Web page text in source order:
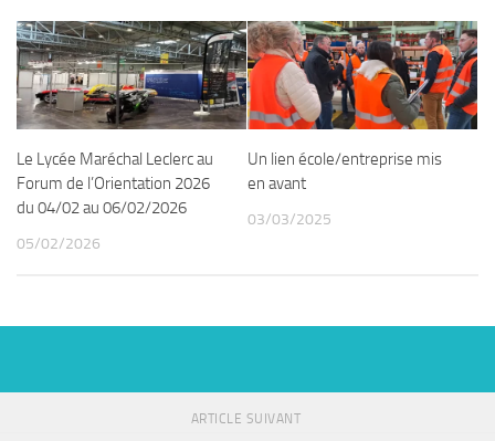
Le Lycée Maréchal Leclerc au
Forum de l’Orientation 2026
du 04/02 au 06/02/2026
05/02/2026
Un lien école/entreprise mis
en avant
03/03/2025
ARTICLE SUIVANT